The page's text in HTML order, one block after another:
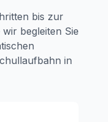
bis zur
begleiten Sie
in